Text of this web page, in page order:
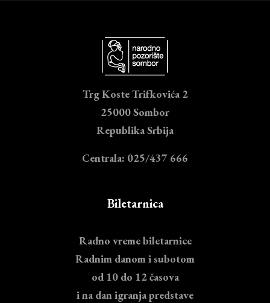
Trg Koste Trifkovića 2
25000 Sombor
Republika Srbija
Centrala: 025/437 666
Biletarnica
Radno vreme biletarnice
Radnim danom i subotom
od 10 do 12 časova
i na dan igranja predstave